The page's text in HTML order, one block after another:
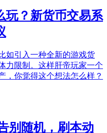
玩？新货币交易系
如引入一种全新的游戏货
力限制。这样肝帝玩家一个
，你觉得这个想法怎么样？
别随机，刷本动